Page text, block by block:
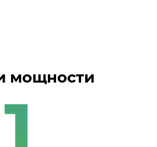
мощности